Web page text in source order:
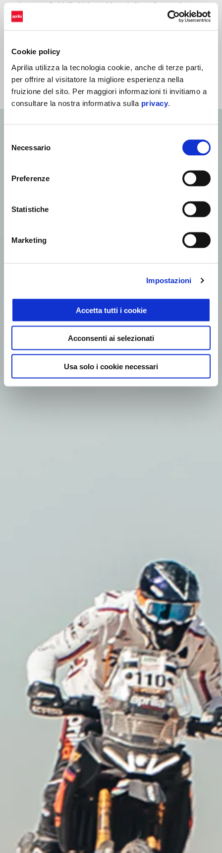
Cookie policy
Aprilia utilizza la tecnologia cookie, anche di terze parti,
per offrire al visitatore la migliore esperienza nella
fruizione del sito. Per maggiori informazioni ti invitiamo a
consultare la nostra informativa sulla privacy
delNecessario
Preferenze
Statistiche
Marketing
Impostazioni
Accetta tutti i cookie
Acconsenti ai selezionati
Usa solo i cookie necessari
riservata alle bicilindriche e si è aggiudicato il secondo posto
assoluto nella classifica generale di categoria.
“Sono riuscito ad aprire la strada per la maggior parte del tempo. È
commettere errori, quindi ho cercato di gestirla al meglio”.